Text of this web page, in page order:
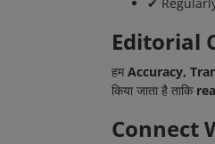
Editorial
हम Accuracy,
किया जाता है ताकि
Connect